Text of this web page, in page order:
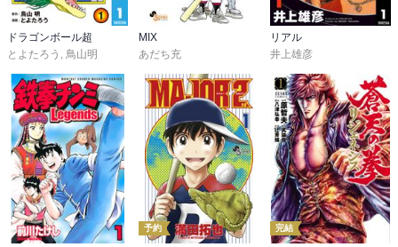
ドラゴンボール超
とよたろう , 鳥山明
MIX
あだち充
リアル
井上雄彦
予約 完結